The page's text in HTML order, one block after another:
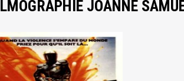
JOANNE